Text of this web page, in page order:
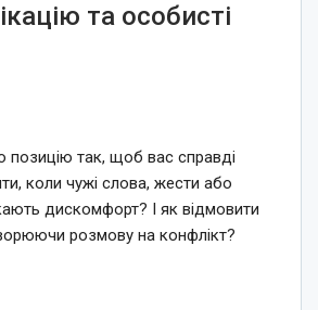
та особисті
позицію так, щоб вас справді
коли чужі слова, жести або
дискомфорт? І як відмовити
розмову на конфлікт?